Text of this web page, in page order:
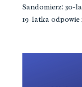
Sandomierz: 30-
19-latka odpowie